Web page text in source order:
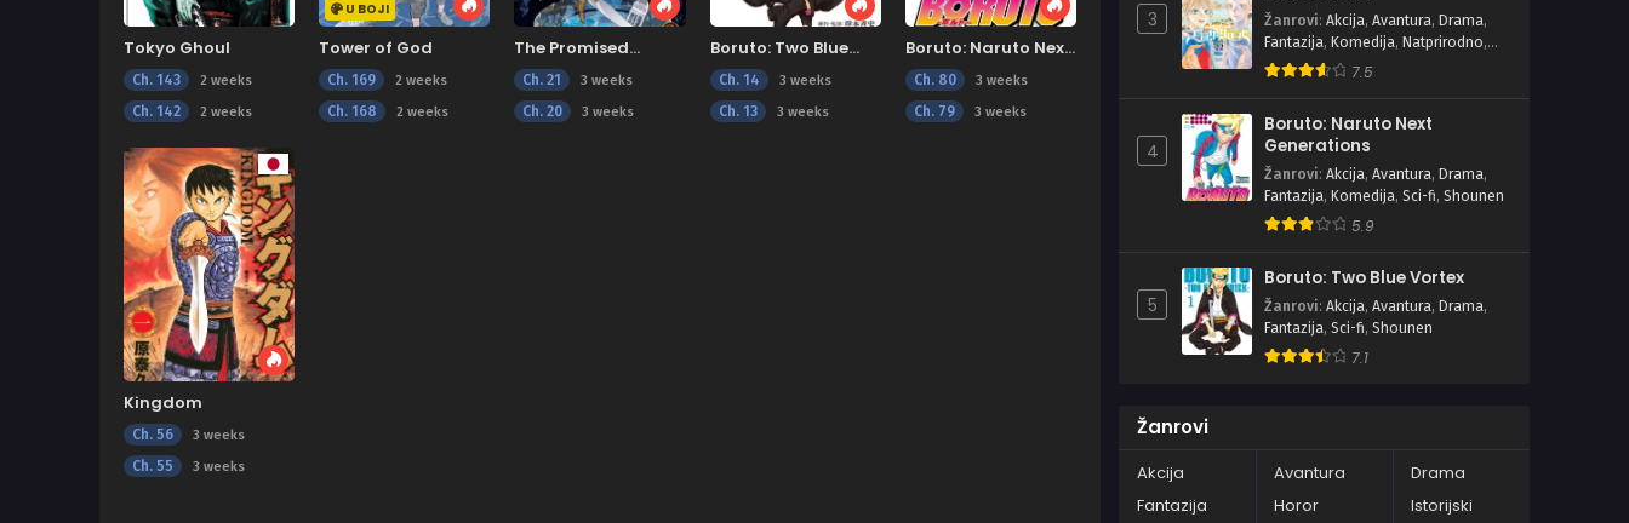
Tokyo Ghoul
Ch. 143 2 weeks
Ch. 142 2 weeks
U BOJI
Tower of God
Ch. 169 2 weeks
Ch. 168 2 weeks
The Promised
Neverland
Ch. 21 3 weeks
Ch. 20 3 weeks
Boruto: Two Blue
Vortex
Ch. 14 3 weeks
Ch. 13 3 weeks
Boruto: Naruto Next
Generations
Ch. 80 3 weeks
Ch. 79 3 weeks
Kingdom
Ch. 56 3 weeks
Ch. 55 3 weeks
3 Žanrovi: Akcija, Avantura, Drama,
Fantazija, Komedija, Natprirodno,
Shounen
7.5
4
Boruto: Naruto Next
Generations
Žanrovi: Akcija, Avantura, Drama,
Fantazija, Komedija, Sci-fi, Shounen
5.9
5
Boruto: Two Blue Vortex
Žanrovi: Akcija, Avantura, Drama,
Fantazija, Sci-fi, Shounen
7.1
Žanrovi
Akcija Avantura
Drama
Fantazija
Horor
Istorijski